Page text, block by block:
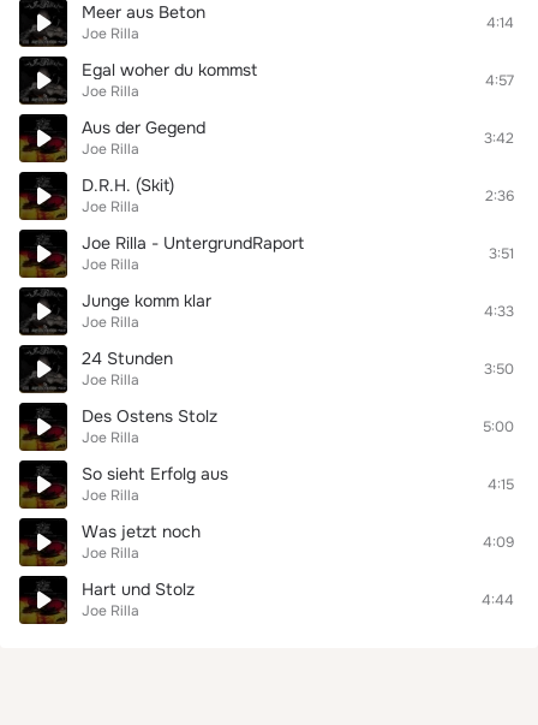
Meer aus Beton
Joe Rilla
4:14
Egal woher du kommst
Joe Rilla
4:57
Aus der Gegend
Joe Rilla
3:42
D.R.H. (Skit)
Joe Rilla
2:36
Joe Rilla - UntergrundRaport
Joe Rilla
3:51
Junge komm klar
Joe Rilla
4:33
24 Stunden
Joe Rilla
3:50
Des Ostens Stolz
Joe Rilla
5:00
So sieht Erfolg aus
Joe Rilla
4:15
Was jetzt noch
Joe Rilla
4:09
Hart und Stolz
Joe Rilla
4:44